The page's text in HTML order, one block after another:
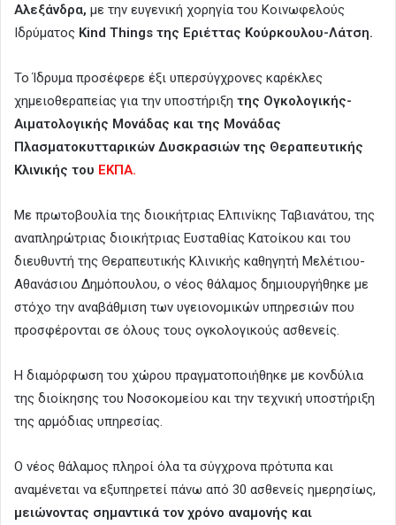
Αλεξάνδρα, με την ευγενική χορηγία του Κοινωφελούς
Ιδρύματος Kind Things της Εριέττας Κούρκουλου-Λάτση.
Το Ίδρυμα προσέφερε έξι υπερσύγχρονες καρέκλες
χημειοθεραπείας για την υποστήριξη της Ογκολογικής-
Αιματολογικής Μονάδας και της Μονάδας
Πλασματοκυτταρικών Δυσκρασιών της Θεραπευτικής
Κλινικής του ΕΚΠΑ.
Με πρωτοβουλία της διοικήτριας Ελπινίκης Ταβιανάτου, της
αναπληρώτριας διοικήτριας Ευσταθίας Κατοίκου και του
διευθυντή της Θεραπευτικής Κλινικής καθηγητή Μελέτιου-
Αθανάσιου Δημόπουλου, ο νέος θάλαμος δημιουργήθηκε με
στόχο την αναβάθμιση των υγειονομικών υπηρεσιών που
προσφέρονται σε όλους τους ογκολογικούς ασθενείς.
Η διαμόρφωση του χώρου πραγματοποιήθηκε με κονδύλια
της διοίκησης του Νοσοκομείου και την τεχνική υποστήριξη
της αρμόδιας υπηρεσίας.
Ο νέος θάλαμος πληροί όλα τα σύγχρονα πρότυπα και
αναμένεται να εξυπηρετεί πάνω από 30 ασθενείς ημερησίως,
μειώνοντας σημαντικά τον χρόνο αναμονής και